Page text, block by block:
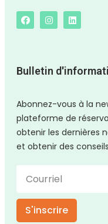
Bulletin
Abonnez-vous à la
plateforme de
obtenir les dernières
et obtenir des
S'inscrire